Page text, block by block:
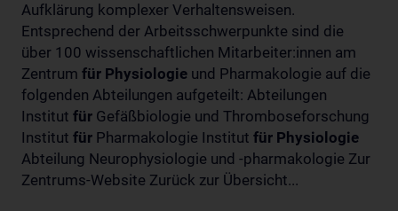
Aufklärung komplexer Verhaltensweisen.
Entsprechend der Arbeitsschwerpunkte sind die
über 100 wissenschaftlichen Mitarbeiter:innen am
Zentrum für Physiologie und Pharmakologie auf die
folgenden Abteilungen aufgeteilt: Abteilungen
Institut für Gefäßbiologie und Thromboseforschung
Institut für Pharmakologie Institut für Physiologie
Abteilung Neurophysiologie und -pharmakologie Zur
Zentrums-Website Zurück zur Übersicht...